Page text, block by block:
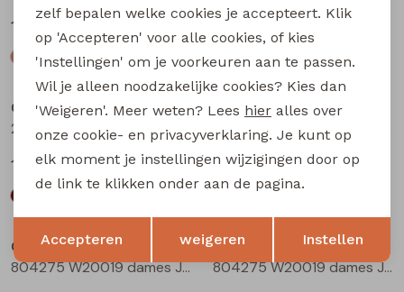
14,99
14,99
City Life
214290 W20011 dames T-shirt km Bruin
13,49
17,99
City Life
13,49 17,99
City Life
804275 W20019 dames Jurk Aubergine
City Life
804275 W20019 dames Jurk Bruin
Terug Opslaan
zelf bepalen welke cookies je accepteert. Klik
op 'Accepteren' voor alle cookies, of kies
'Instellingen' om je voorkeuren aan te passen.
Wil je alleen noodzakelijke cookies? Kies dan
'Weigeren'. Meer weten? Lees hier alles over
onze cookie- en privacyverklaring. Je kunt op
elk moment je instellingen wijzigingen door op
de link te klikken onder aan de pagina.
Accepteren weigeren Instellen